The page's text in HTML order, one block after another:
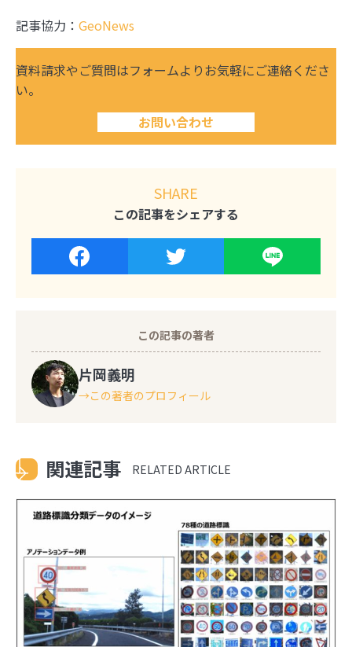
記事協力： GeoNews
資料請求やご質問はフォームよりお気軽にご連絡くださ
い。
お問い合わせ
SHARE
この記事をシェアする
この記事の著者
片岡義明
この著者のプロフィール
関連記事 RELATED ARTICLE